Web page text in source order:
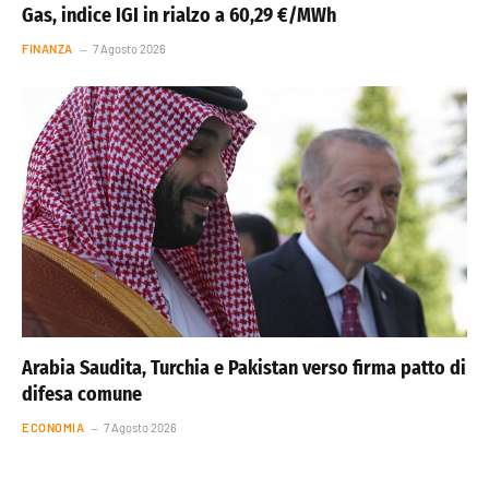
Gas, indice IGI in rialzo a 60,29 €/MWh
FINANZA 7 Agosto 2026
Arabia Saudita, Turchia e Pakistan verso firma patto di
difesa comune
ECONOMIA 7 Agosto 2026